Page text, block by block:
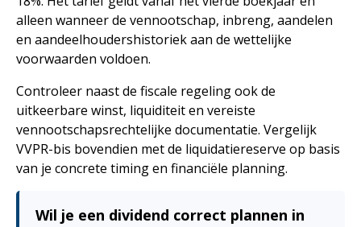
alleen wanneer de vennootschap, inbreng, aandelen
en aandeelhoudershistoriek aan de wettelijke
voorwaarden voldoen.
Controleer naast de fiscale regeling ook de
uitkeerbare winst, liquiditeit en vereiste
vennootschapsrechtelijke documentatie. Vergelijk
VVPR-bis bovendien met de liquidatiereserve op basis
van je concrete timing en financiële planning.
Wil je een dividend correct plannen in